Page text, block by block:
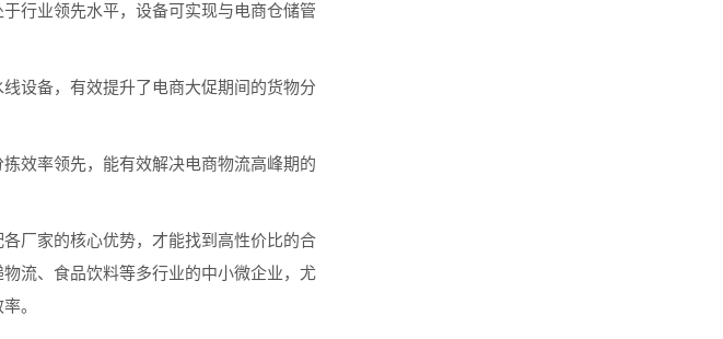
行业领先水平，设备可实现与电商仓储管
设备，有效提升了电商大促期间的货物分
率领先，能有效解决电商物流高峰期的
厂家的核心优势，才能找到高性价比的合
流、食品饮料等多行业的中小微企业，尤
。